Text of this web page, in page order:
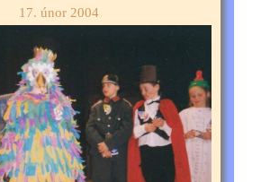
17. únor 2004